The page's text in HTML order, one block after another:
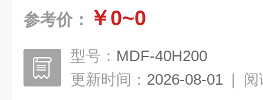
参考价： ￥0~0
型号： MDF-40H200
更新时间： 2026-08-01 | 阅